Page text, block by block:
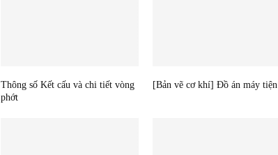
Thông số Kết cấu và chi tiết vòng
phớt
[Bản vẽ cơ khí] Đồ án máy tiện